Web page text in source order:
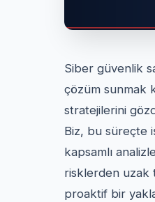
Siber güvenlik
çözüm sunmak
stratejilerini
Biz, bu süreçte
kapsamlı
risklerden uzak
proaktif bir